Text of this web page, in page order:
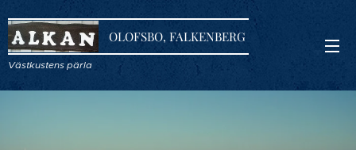
OLOFSBO, FALKENBERG
Västkustens pärla